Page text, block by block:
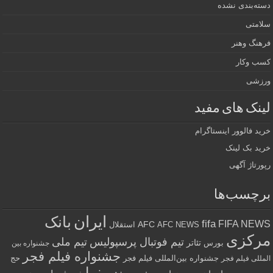
دسته‌بندی نشده
سلامتی
فرهنگ وهنر
کسب وکار
ورزشی
لینک های مفید
خرید فالوور اینستاگرام
خرید بک لینک
رپورتاژ آگهی
برچسب‌ها
AFC AFC NEWS fifa FIFA NEWS استقلال ایران بانک
مرکزی بورس تئاتر تیم فوتبال پرسپولیس تیم ملی جشنواره بین
المللی فیلم فجر جشنواره بین‌المللی فیلم فجر جشنواره فیلم فجر
حج